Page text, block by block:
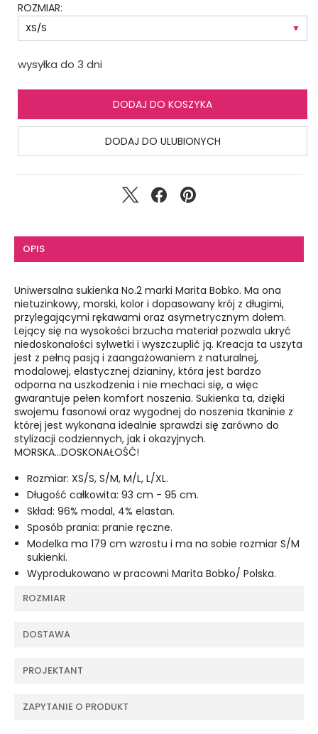
ROZMIAR:
wysyłka do 3 dni
DODAJ DO KOSZYKA
DODAJ DO ULUBIONYCH
OPIS
Uniwersalna sukienka No.2 marki Marita Bobko. Ma ona
nietuzinkowy, morski, kolor i dopasowany krój z długimi,
przylegającymi rękawami oraz asymetrycznym dołem.
Lejący się na wysokości brzucha materiał pozwala ukryć
niedoskonałości sylwetki i wyszczuplić ją. Kreacja ta uszyta
jest z pełną pasją i zaangażowaniem z naturalnej,
modalowej, elastycznej dzianiny, która jest bardzo
odporna na uszkodzenia i nie mechaci się, a więc
gwarantuje pełen komfort noszenia. Sukienka ta, dzięki
swojemu fasonowi oraz wygodnej do noszenia tkaninie z
której jest wykonana idealnie sprawdzi się zarówno do
stylizacji codziennych, jak i okazyjnych.
MORSKA...DOSKONAŁOŚĆ!
Rozmiar: XS/S, S/M, M/L, L/XL.
Długość całkowita: 93 cm - 95 cm.
Skład: 96% modal, 4% elastan.
Sposób prania: pranie ręczne.
Modelka ma 179 cm wzrostu i ma na sobie rozmiar S/M
sukienki.
Wyprodukowano w pracowni Marita Bobko/ Polska.
ROZMIAR
DOSTAWA
PROJEKTANT
ZAPYTANIE O PRODUKT